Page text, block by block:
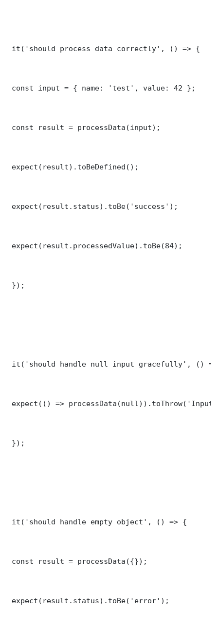
it('should process data correctly', () => {
const input = { name: 'test', value: 42 };
const result = processData(input);
expect(result).toBeDefined();
expect(result.status).toBe('success');
expect(result.processedValue).toBe(84);
});
it('should handle null input gracefully', ()
expect(() =>
});
it('should handle empty object', () => {
const result = processData({});
expect(result.status).toBe('error');